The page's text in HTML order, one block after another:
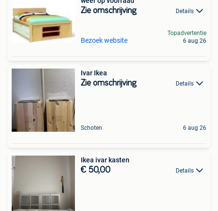
Zie omschrijving Details
Bezoek website
Topadvertentie
6 aug 26
Ivar Ikea
Zie omschrijving Details
Schoten 6 aug 26
Ikea ivar kasten
€ 50,00 Details